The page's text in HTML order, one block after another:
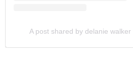
A post shared by delanie